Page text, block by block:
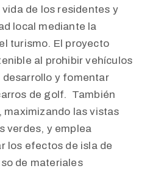
de los residentes y
local mediante la
turismo. El proyecto
al prohibir vehículos
y fomentar
de golf. ​ También
las vistas
verdes, y emplea
los efectos de isla de
de materiales